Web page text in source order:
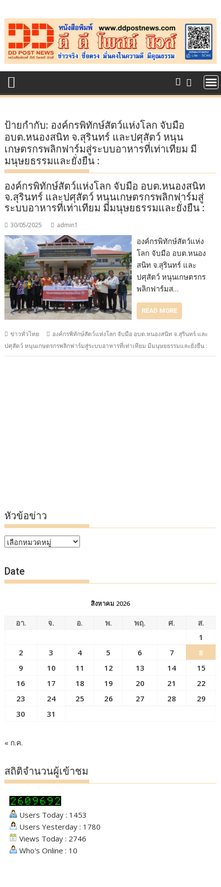
to
content
ป้ายกำกับ: องค์กรพิทักษ์สัตว์แห่งโลก จับมือ
อบต.หนองสนิท จ.สุรินทร์ และปศุสัตว์ หนุน
เกษตรกรพลิกฟาร์มสู่ระบบอาหารที่เท่าเทียม มี
มนุษยธรรมและยั่งยืน :
องค์กรพิทักษ์สัตว์แห่งโลก จับมือ อบต.หนองสนิท
จ.สุรินทร์ และปศุสัตว์ หนุนเกษตรกรพลิกฟาร์มสู่
ระบบอาหารที่เท่าเทียม มีมนุษยธรรมและยั่งยืน :
30/05/2025 admin1
องค์กรพิทักษ์สัตว์แห่ง
โลก จับมือ อบต.หนอง
สนิท จ.สุรินทร์ และ
ปศุสัตว์ หนุนเกษตรกร
พลิกฟาร์มส…
READ MORE
ข่าวทั่วไทย
องค์กรพิทักษ์สัตว์แห่งโลก จับมือ อบต.หนองสนิท จ.สุรินทร์ และ
ปศุสัตว์ หนุนเกษตรกรพลิกฟาร์มสู่ระบบอาหารที่เท่าเทียม มีมนุษยธรรมและยั่งยืน :
หัวข้อข่าว
หัวข้อ
Date
สิงหาคม 2026
อา. จ. อ. พ. พฤ. ศ.
ส.
1
2
3 4 5 6 7
8
9
10 11 12 13 14
15
16
17 18 19 20 21
22
23
24 25 26 27 28
29
30
31
« ก.ค.
สถิติจำนวนผู้เข้าชม
Users Today : 1453
Users Yesterday : 1780
Views Today : 2746
Who's Online : 10